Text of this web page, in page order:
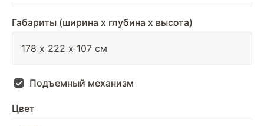
Габариты (ширина х глубина х высота)
Подъемный механизм
Цвет